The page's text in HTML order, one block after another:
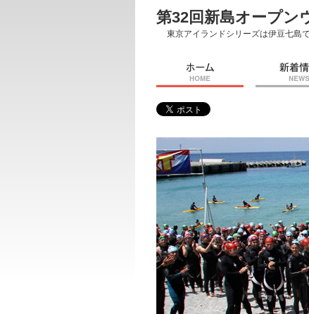
第32回新島オープン
東京アイランドシリーズは伊豆七島